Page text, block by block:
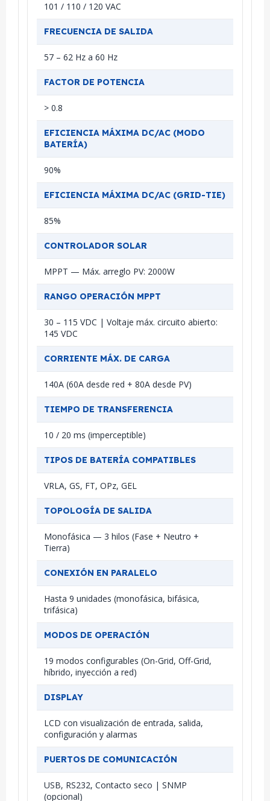
101 / 110 / 120 VAC
FRECUENCIA DE SALIDA
57 – 62 Hz a 60 Hz
FACTOR DE POTENCIA
> 0.8
EFICIENCIA MÁXIMA DC/AC (MODO
BATERÍA)
90%
EFICIENCIA MÁXIMA DC/AC (GRID-TIE)
85%
CONTROLADOR SOLAR
MPPT — Máx. arreglo PV: 2000W
RANGO OPERACIÓN MPPT
30 – 115 VDC | Voltaje máx. circuito abierto:
145 VDC
CORRIENTE MÁX. DE CARGA
140A (60A desde red + 80A desde PV)
TIEMPO DE TRANSFERENCIA
10 / 20 ms (imperceptible)
TIPOS DE BATERÍA COMPATIBLES
VRLA, GS, FT, OPz, GEL
TOPOLOGÍA DE SALIDA
Monofásica — 3 hilos (Fase + Neutro +
Tierra)
CONEXIÓN EN PARALELO
Hasta 9 unidades (monofásica, bifásica,
trifásica)
MODOS DE OPERACIÓN
19 modos configurables (On-Grid, Off-Grid,
híbrido, inyección a red)
DISPLAY
LCD con visualización de entrada, salida,
configuración y alarmas
PUERTOS DE COMUNICACIÓN
USB, RS232, Contacto seco | SNMP
(opcional)